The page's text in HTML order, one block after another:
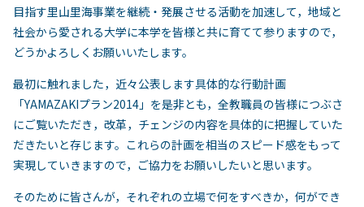
目指す里山里海事業を継続・発展させる活動を加速して，地域と
社会から愛される大学に本学を皆様と共に育てて参りますので，
どうかよろしくお願いいたします。
最初に触れました，近々公表します具体的な行動計画
「YAMAZAKIプラン2014」を是非とも，全教職員の皆様につぶさ
にご覧いただき，改革，チェンジの内容を具体的に把握していた
だきたいと存じます。これらの計画を相当のスピード感をもって
実現していきますので，ご協力をお願いしたいと思います。
そのために皆さんが，それぞれの立場で何をすべきか，何ができ